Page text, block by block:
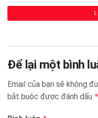
Để lại một bình
Email của bạn sẽ không
bắt buộc được đánh dấu *